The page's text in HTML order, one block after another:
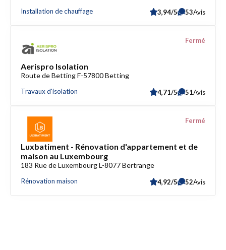
Installation de chauffage 3,94/5 53Avis
Aerispro Isolation
Route de Betting F-57800 Betting
Travaux d'isolation
Fermé
4,71/5 51Avis
Luxbatiment - Rénovation d'appartement et de
maison au Luxembourg
183 Rue de Luxembourg L-8077 Bertrange
Rénovation maison
Fermé
4,92/5 52Avis